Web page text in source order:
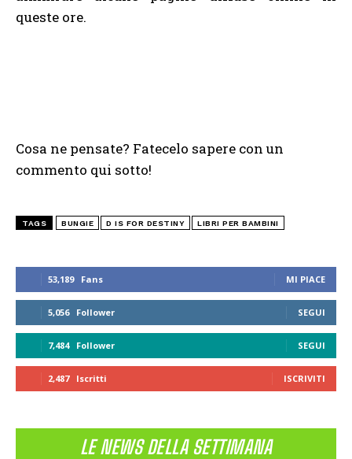
53,189 Fans MI PIACE
5,056 Follower SEGUI
7,484 Follower SEGUI
2,487 Iscritti ISCRIVITI
LE NEWS DELLA SETTIMANA
queste ore.
Cosa ne pensate? Fatecelo sapere con un
commento qui sotto!
TAGS BUNGIE D IS FOR DESTINY LIBRI PER BAMBINI